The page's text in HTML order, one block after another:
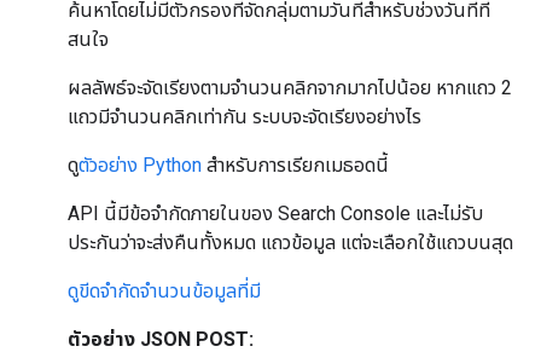
ค้นหาโดยไม่มีตัวกรองที่จัดกลุ่มตามวันที่สำหรับช่วงวันที่ที่
สนใจ
ผลลัพธ์จะจัดเรียงตามจำนวนคลิกจากมากไปน้อย หากแถว 2
แถวมีจำนวนคลิกเท่ากัน ระบบจะจัดเรียงอย่างไร
ดูตัวอย่าง Python สำหรับการเรียกเมธอดนี้
API นี้มีข้อจำกัดภายในของ Search Console และไม่รับ
ประกันว่าจะส่งคืนทั้งหมด แถวข้อมูล แต่จะเลือกใช้แถวบนสุด
ดูขีดจำกัดจำนวนข้อมูลที่มี
ตัวอย่าง JSON POST: